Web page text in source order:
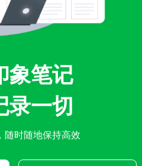
象笔记
录一切
随时随地保持高效